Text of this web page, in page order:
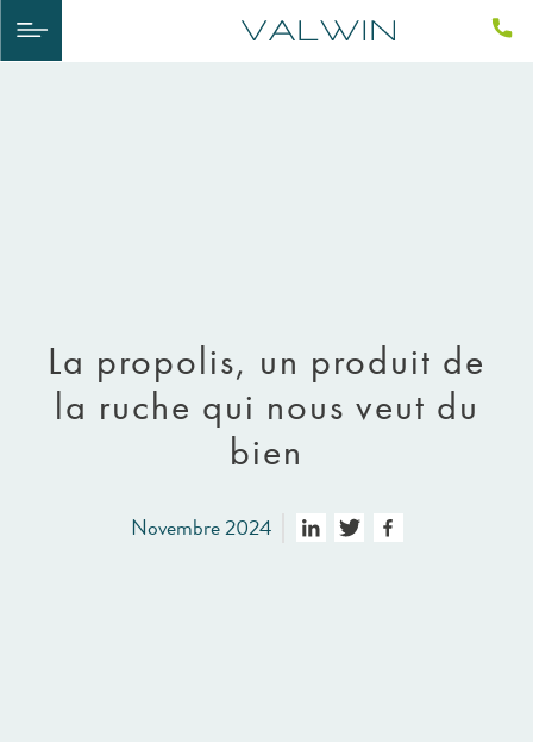
La propolis, un produit de
la ruche qui nous veut du
bien
Novembre 2024